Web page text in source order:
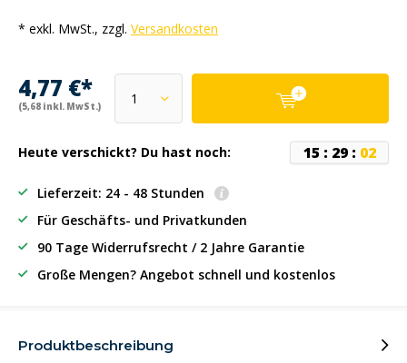
* exkl. MwSt., zzgl. Versandkosten
4,77 €*
(5,68 inkl. MwSt.)
Heute verschickt? Du hast noch: 15 : 29: 02
Lieferzeit: 24 - 48 Stunden
Für Geschäfts- und Privatkunden
90 Tage Widerrufsrecht / 2 Jahre Garantie
Große Mengen? Angebot schnell und kostenlos
Produktbeschreibung